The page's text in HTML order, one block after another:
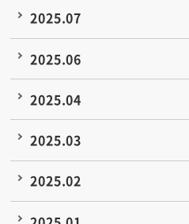
2025.07
2025.06
2025.04
2025.03
2025.02